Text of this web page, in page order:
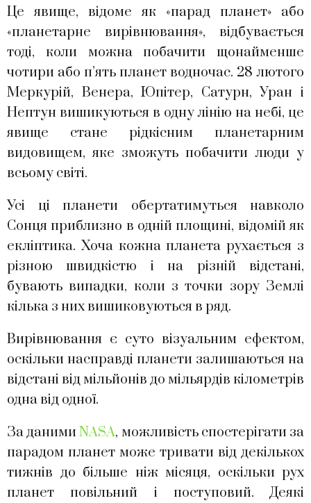
Це явище, відоме як «парад планет» або
«планетарне вирівнювання», відбувається
тоді, коли можна побачити щонайменше
чотири або п’ять планет водночас. 28 лютого
Меркурій, Венера, Юпітер, Сатурн, Уран і
Нептун вишикуються в одну лінію на небі, це
явище стане рідкісним планетарним
видовищем, яке зможуть побачити люди у
всьому світі.
Усі ці планети обертатимуться навколо
Сонця приблизно в одній площині, відомій як
екліптика. Хоча кожна планета рухається з
різною швидкістю і на різній відстані,
бувають випадки, коли з точки зору Землі
кілька з них вишиковуються в ряд.
Вирівнювання є суто візуальним ефектом,
оскільки насправді планети залишаються на
відстані від мільйонів до мільярдів кілометрів
одна від одної.
За данимиNASA, можливість спостерігати за
парадом планет може тривати від декількох
тижнів до більше ніж місяця, оскільки рух
планет повільний і поступовий. Деякі